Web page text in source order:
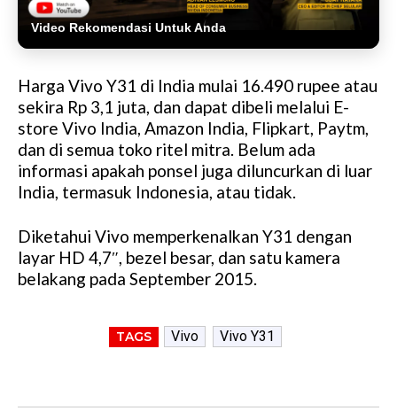
Video Rekomendasi Untuk Anda
Harga Vivo Y31 di India mulai 16.490 rupee atau
sekira Rp 3,1 juta, dan dapat dibeli melalui E-
store Vivo India, Amazon India, Flipkart, Paytm,
dan di semua toko ritel mitra. Belum ada
informasi apakah ponsel juga diluncurkan di luar
India, termasuk Indonesia, atau tidak.
Diketahui Vivo memperkenalkan Y31 dengan
layar HD 4,7″, bezel besar, dan satu kamera
belakang pada September 2015.
TAGS Vivo Vivo Y31